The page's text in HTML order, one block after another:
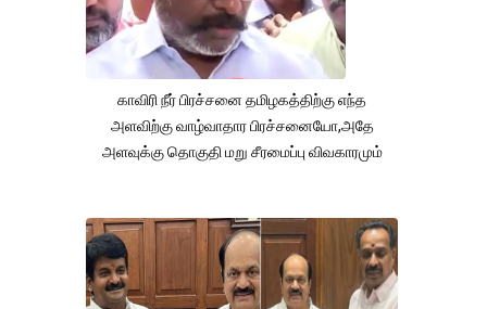
காவிரி நீர் பிரச்சனை தமிழகத்திற்கு எந்த
அளவிற்கு வாழ்வாதார பிரச்சனையோ,அதே
அளவுக்கு தொகுதி மறு சீரமைப்பு விவகாரமும்